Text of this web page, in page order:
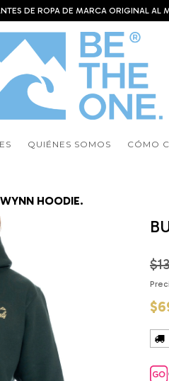
DE ROPA DE MARCA ORIGINAL AL
QUIÉNES SOMOS CÓMO
HOODIE.